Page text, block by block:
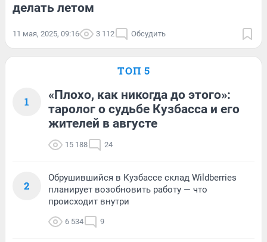
делать летом
11 мая, 2025, 09:16 3 112 Обсудить
ТОП 5
1
«Плохо, как никогда до этого»:
таролог о судьбе Кузбасса и его
жителей в августе
15 188 24
2
Обрушившийся в Кузбассе склад Wildberries
планирует возобновить работу — что
происходит внутри
6 534 9